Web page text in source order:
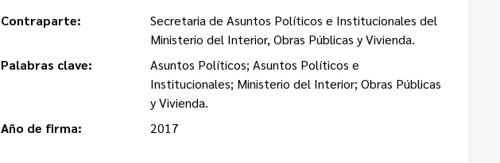
Contraparte:
Secretaria de Asuntos Políticos e Institucionales del
Ministerio del Interior, Obras Públicas y Vivienda.
Palabras clave:
Asuntos Políticos; Asuntos Políticos e
Institucionales; Ministerio del Interior; Obras Públicas
y Vivienda.
Año de firma:
2017